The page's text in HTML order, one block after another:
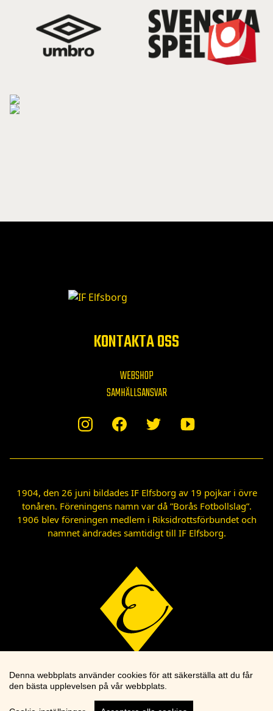
KONTAKTA OSS
WEBSHOP
SAMHÄLLSANSVAR
1904, den 26 juni bildades IF Elfsborg av 19 pojkar i övre
tonåren. Föreningens namn var då ”Borås Fotbollslag”.
1906 blev föreningen medlem i Riksidrottsförbundet och
namnet ändrades samtidigt till IF Elfsborg.
Denna webbplats använder cookies för att säkerställa att du får
den bästa upplevelsen på vår webbplats.